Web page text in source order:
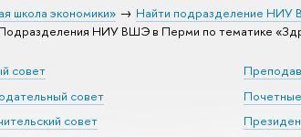
школа экономики» Найти подразделение
НИУ ВШЭ в Перми по тематике
совет
совет
совет